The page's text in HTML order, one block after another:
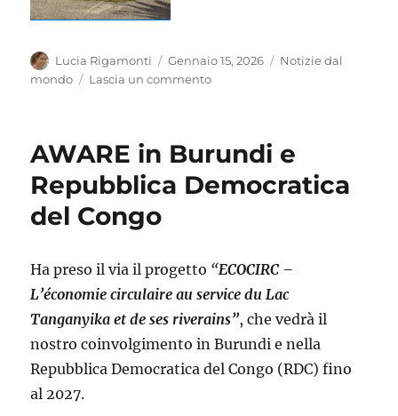
Autore
Lucia Rigamonti
Pubblicato
il
Gennaio 15, 2026 Categorie
Notizie dal
mondo
Lascia un commentosu
in
AWARE in Burundi e
Repubblica Democratica
del Congo
Ha preso il via il progetto “ECOCIRC –
L’économie circulaire au service du Lac
Tanganyika et de ses riverains”, che vedrà il
nostro coinvolgimento in Burundi e nella
Repubblica Democratica del Congo (RDC) fino
al 2027.